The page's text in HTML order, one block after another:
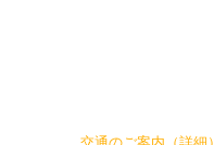
交通のご案内（詳細）